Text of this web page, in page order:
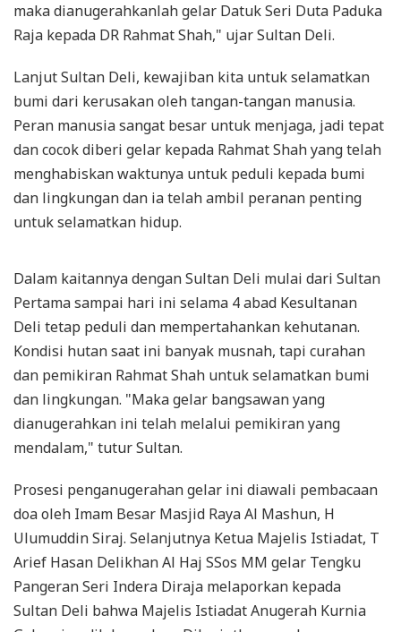
maka dianugerahkanlah gelar Datuk Seri Duta Paduka
Raja kepada DR Rahmat Shah," ujar Sultan Deli.
Lanjut Sultan Deli, kewajiban kita untuk selamatkan
bumi dari kerusakan oleh tangan-tangan manusia.
Peran manusia sangat besar untuk menjaga, jadi tepat
dan cocok diberi gelar kepada Rahmat Shah yang telah
menghabiskan waktunya untuk peduli kepada bumi
dan lingkungan dan ia telah ambil peranan penting
untuk selamatkan hidup.
Dalam kaitannya dengan Sultan Deli mulai dari Sultan
Pertama sampai hari ini selama 4 abad Kesultanan
Deli tetap peduli dan mempertahankan kehutanan.
Kondisi hutan saat ini banyak musnah, tapi curahan
dan pemikiran Rahmat Shah untuk selamatkan bumi
dan lingkungan. "Maka gelar bangsawan yang
dianugerahkan ini telah melalui pemikiran yang
mendalam," tutur Sultan.
Prosesi penganugerahan gelar ini diawali pembacaan
doa oleh Imam Besar Masjid Raya Al Mashun, H
Ulumuddin Siraj. Selanjutnya Ketua Majelis Istiadat, T
Arief Hasan Delikhan Al Haj SSos MM gelar Tengku
Pangeran Seri Indera Diraja melaporkan kepada
Sultan Deli bahwa Majelis Istiadat Anugerah Kurnia